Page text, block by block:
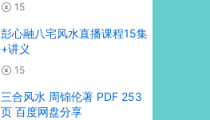
15
彭心融八宅风水直播课程15集
+讲义
15
三合风水 周锦伦著 PDF 253
页 百度网盘分享